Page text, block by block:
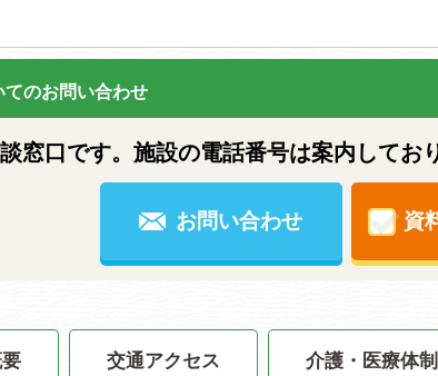
てのお問い合わせ
口です。施設の電話番号は案内しており
お問い合わせ 資
交通アクセス 介護・医療体制